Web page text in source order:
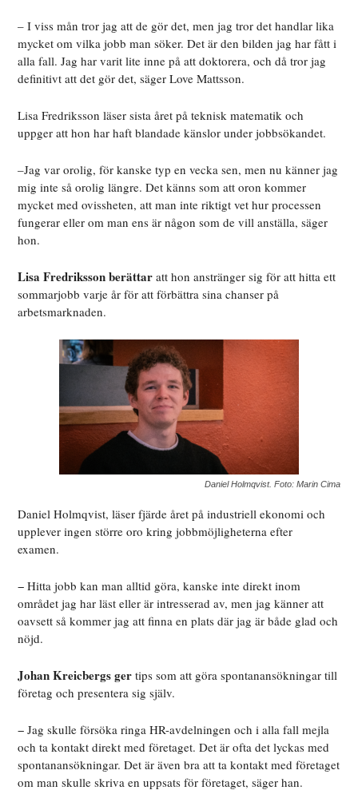
– I viss mån tror jag att de gör det, men jag tror det handlar lika
mycket om vilka jobb man söker. Det är den bilden jag har fått i
alla fall. Jag har varit lite inne på att doktorera, och då tror jag
definitivt att det gör det, säger Love Mattsson.
Lisa Fredriksson läser sista året på teknisk matematik och
uppger att hon har haft blandade känslor under jobbsökandet.
–Jag var orolig, för kanske typ en vecka sen, men nu känner jag
mig inte så orolig längre. Det känns som att oron kommer
mycket med ovissheten, att man inte riktigt vet hur processen
fungerar eller om man ens är någon som de vill anställa, säger
hon.
Lisa Fredriksson berättar att hon anstränger sig för att hitta ett
sommarjobb varje år för att förbättra sina chanser på
arbetsmarknaden.
Daniel Holmqvist. Foto: Marin Cima
Daniel Holmqvist, läser fjärde året på industriell ekonomi och
upplever ingen större oro kring jobbmöjligheterna efter
examen.
− Hitta jobb kan man alltid göra, kanske inte direkt inom
området jag har läst eller är intresserad av, men jag känner att
oavsett så kommer jag att finna en plats där jag är både glad och
nöjd.
Johan Kreicbergs ger tips som att göra spontanansökningar till
företag och presentera sig själv.
− Jag skulle försöka ringa HR-avdelningen och i alla fall mejla
och ta kontakt direkt med företaget. Det är ofta det lyckas med
spontanansökningar. Det är även bra att ta kontakt med företaget
om man skulle skriva en uppsats för företaget, säger han.